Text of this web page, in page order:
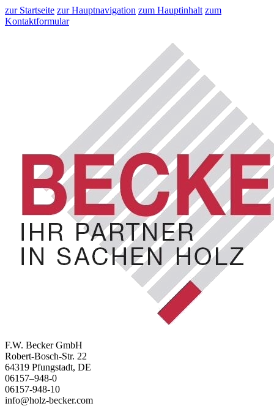
zur Startseite zur Hauptnavigation zum Hauptinhalt zum
Kontaktformular
F.W. Becker GmbH
Robert-Bosch-Str. 22
64319 Pfungstadt, DE
06157–948-0
06157-948-10
info@holz-becker.com